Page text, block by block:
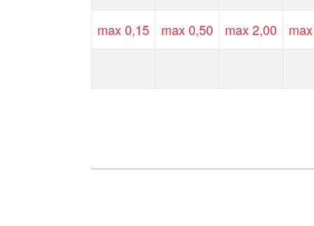
max 0,15 max 0,50 max 2,00